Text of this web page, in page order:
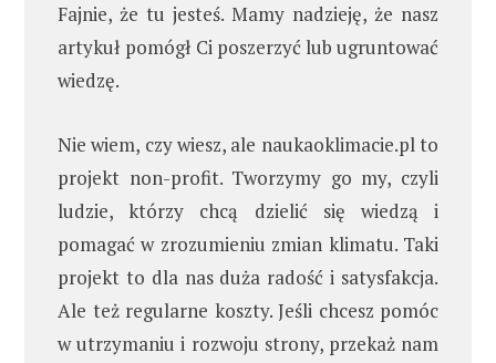
Fajnie, że tu jesteś. Mamy nadzieję, że nasz
artykuł pomógł Ci poszerzyć lub ugruntować
wiedzę.
Nie wiem, czy wiesz, ale naukaoklimacie.pl to
projekt non-profit. Tworzymy go my, czyli
ludzie, którzy chcą dzielić się wiedzą i
pomagać w zrozumieniu zmian klimatu. Taki
projekt to dla nas duża radość i satysfakcja.
Ale też regularne koszty. Jeśli chcesz pomóc
w utrzymaniu i rozwoju strony, przekaż nam